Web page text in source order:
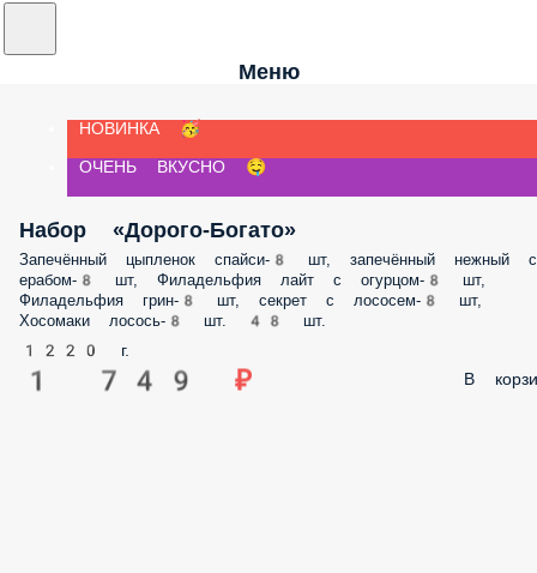
Меню
НОВИНКА 🥳
ОЧЕНЬ ВКУСНО 🤤
Набор «Дорого-Богато»
Запечённый цыпленок спайси-8 шт, запечённый нежный с
ерабом-8 шт, Филадельфия лайт с огурцом-8 шт,
Филадельфия грин-8 шт, секрет с лососем-8 шт,
Хосомаки лосось-8 шт. 48 шт.
1220 г.
1 749 ₽ В